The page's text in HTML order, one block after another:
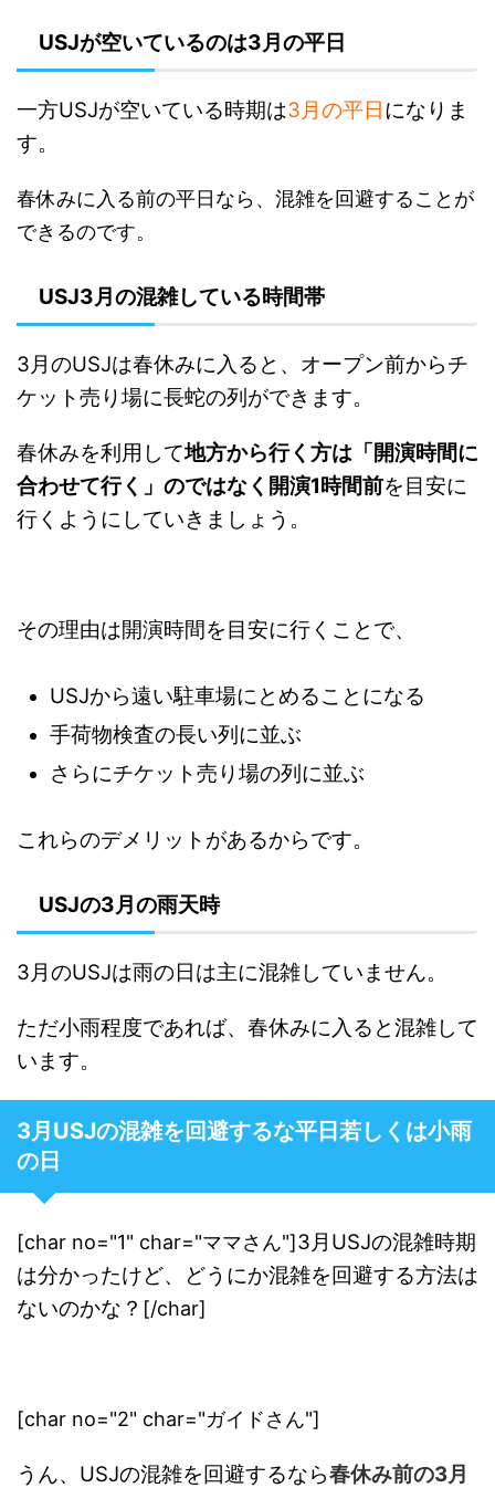
USJが空いているのは3月の平日
一方USJが空いている時期は3月の平日になりま
す。
春休みに入る前の平日なら、混雑を回避することが
できるのです。
USJ3月の混雑している時間帯
3月のUSJは春休みに入ると、オープン前からチ
ケット売り場に長蛇の列ができます。
春休みを利用して地方から行く方は「開演時間に
合わせて行く」のではなく開演1時間前を目安に
行くようにしていきましょう。
その理由は開演時間を目安に行くことで、
USJから遠い駐車場にとめることになる
手荷物検査の長い列に並ぶ
さらにチケット売り場の列に並ぶ
これらのデメリットがあるからです。
USJの3月の雨天時
3月のUSJは雨の日は主に混雑していません。
ただ小雨程度であれば、春休みに入ると混雑して
います。
3月USJの混雑を回避するな平日若しくは小雨
の日
[char no="1" char="ママさん"]3月USJの混雑時期
は分かったけど、どうにか混雑を回避する方法は
ないのかな？ [/char]
[char no="2" char="ガイドさん"]
うん、USJの混雑を回避するなら春休み前の3月